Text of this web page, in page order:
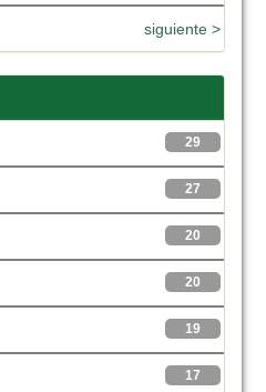
siguiente >
29
27
20
20
19
17